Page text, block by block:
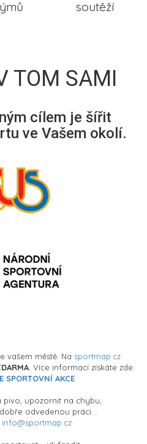
soutěží
TOM SAMI
cílem je šířit
ve Vašem okolí.
vašem městě. Na sportmap.cz
. Více informací získáte zde:
SPORTOVNÍ AKCE
pivo, upozornit na chybu,
odvedenou práci ..
info@sportmap.cz